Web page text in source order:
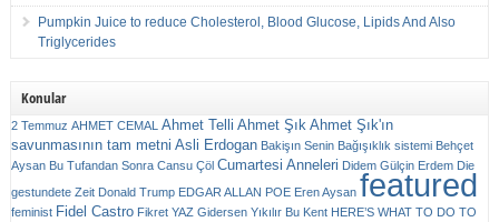
Pumpkin Juice to reduce Cholesterol, Blood Glucose, Lipids And Also
Triglycerides
Konular
2 Temmuz AHMET CEMAL Ahmet Telli Ahmet Şık Ahmet Şık'ın
savunmasının tam metni Asli Erdogan Bakişın Senin Bağışıklık sistemi Behçet
Aysan Bu Tufandan Sonra Cansu Çöl Cumartesi Anneleri Didem Gülçin Erdem Die
gestundete Zeit Donald Trump EDGAR ALLAN POE Eren Aysan featured
feminist Fidel Castro Fikret YAZ Gidersen Yıkılır Bu Kent HERE’S WHAT TO DO TO